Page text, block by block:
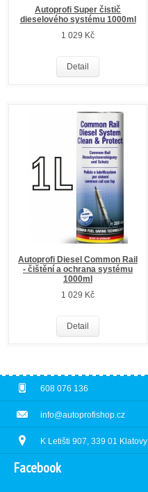
Autoprofi Super čistič
dieselového systému 1000ml
1 029 Kč
Detail
Autoprofi Diesel Common Rail
- čištění a ochrana systému
1000ml
1 029 Kč
Detail
608 076 136
info@autoprofishop.cz
K Letišti 907, 339 01 Klatovy
Facebook